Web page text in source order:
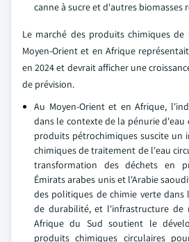
canne à sucre et d'autres biomasses
Le marché des produits chimiques de
Moyen-Orient et en Afrique
en 2024 et devrait afficher une
de prévision.
Au Moyen-Orient et en Afrique,
dans le contexte de la pénurie d'eau
produits pétrochimiques suscite
chimiques de traitement de l'eau
transformation des déchets en
Émirats arabes unis et l'Arabie
des politiques de chimie verte dans
de durabilité, et l'infrastructure de
Afrique du Sud soutient le
produits chimiques circulaires